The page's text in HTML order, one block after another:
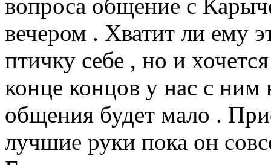
вопроса общение с
вечером . Хватит ли ему
птичку себе , но и
конце концов у нас с ним
общения будет мало .
лучшие руки пока он